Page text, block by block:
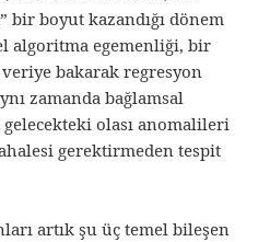
boyut kazandığı dönem
algoritma egemenliği, bir
bakarak regresyon
zamanda bağlamsal
olası anomalileri
gerektirmeden tespit
artık şu üç temel bileşen